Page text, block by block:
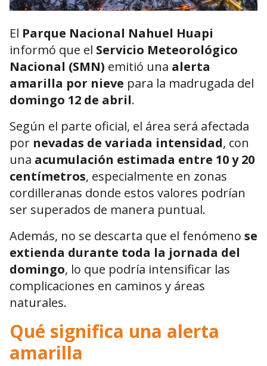
El Parque Nacional Nahuel Huapi
informó que el Servicio Meteorológico
Nacional (SMN) emitió una alerta
amarilla por nieve para la madrugada del
domingo 12 de abril.
Según el parte oficial, el área será afectada
por nevadas de variada intensidad, con
una acumulación estimada entre 10 y 20
centímetros, especialmente en zonas
cordilleranas donde estos valores podrían
ser superados de manera puntual.
Además, no se descarta que el fenómeno se
extienda durante toda la jornada del
domingo, lo que podría intensificar las
complicaciones en caminos y áreas
naturales.
Qué significa una alerta
amarilla